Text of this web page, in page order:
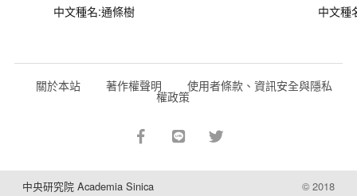
中文種名:通條樹 中文種
關於本站 著作權聲明 使用者條款、資訊安全與隱私
權政策
中央研究院 Academia Sinica © 2018